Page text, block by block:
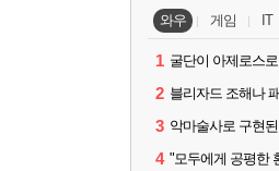
와우 게임 IT
1
2
3
4